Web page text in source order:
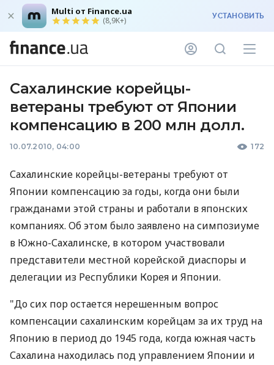
Multi от Finance.ua
(8,9K+) УСТАНОВИТЬ
Сахалинские корейцы-
ветераны требуют от Японии
компенсацию в 200 млн долл.
10.07.2010, 04:00 172
Сахалинские корейцы-ветераны требуют от
Японии компенсацию за годы, когда они были
гражданами этой страны и работали в японских
компаниях. Об этом было заявлено на симпозиуме
в Южно-Сахалинске, в котором участвовали
представители местной корейской диаспоры и
делегации из Республики Корея и Японии.
"До сих пор остается нерешенным вопрос
компенсации сахалинским корейцам за их труд на
Японию в период до 1945 года, когда южная часть
Сахалина находилась под управлением Японии и